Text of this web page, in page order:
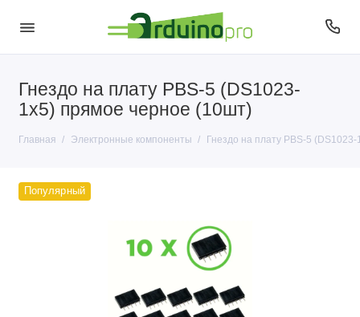
Гнездо на плату PBS-5 (DS1023-
1x5) прямое черное (10шт)
Главная Электронные компоненты Гнездо на плату PBS-5
Антенны
Датчики
Кварцы
Микросхемы
Популярный